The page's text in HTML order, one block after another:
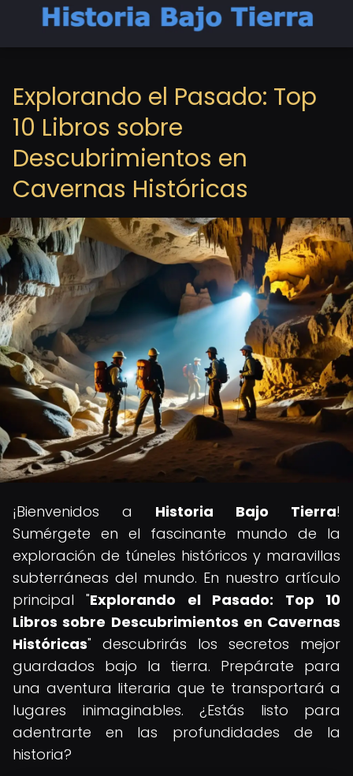
Explorando el Pasado: Top
10 Libros sobre
Descubrimientos en
Cavernas Históricas
¡Bienvenidos a Historia Bajo Tierra!
Sumérgete en el fascinante mundo de la
exploración de túneles históricos y maravillas
subterráneas del mundo. En nuestro artículo
principal "Explorando el Pasado: Top 10
Libros sobre Descubrimientos en Cavernas
Históricas" descubrirás los secretos mejor
guardados bajo la tierra. Prepárate para
una aventura literaria que te transportará a
lugares inimaginables. ¿Estás listo para
adentrarte en las profundidades de la
historia?